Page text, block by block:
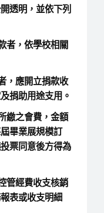
透明，並依下列
者，依學校相關
，應開立捐款收
捐助用途支用。
繳之會費，金額
畢業展規模訂
票同意後方得為
管經費收支核銷
表或收支明細